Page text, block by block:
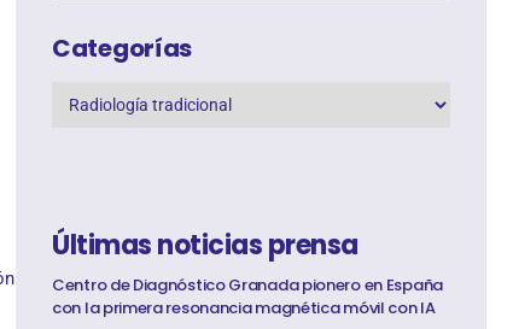
Categorías
Últimas noticias prensa
Centro de Diagnóstico Granada pionero en España
con la primera resonancia magnética móvil con IA